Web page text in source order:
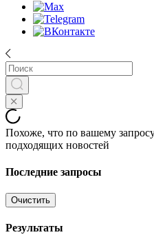
Похоже, что по вашему
подходящих новостей
Последние запросы
Очистить
Результаты